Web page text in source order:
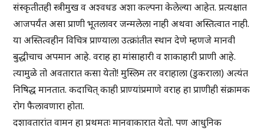
संस्कृतीतही स्त्रीमुख व अश्वधड अशा कल्पना केलेल्या आहेत. प्रत्यक्षात
आजपर्यंत असा प्राणी भूतलावर जन्मलेला नाही अथवा अस्तित्वात नाही.
या अस्तित्वहीन विचित्र प्राण्याला उत्क्रांतीत स्थान देणे म्हणजे मानवी
बुद्धीचाच अपमान आहे. वराह हा मांसाहारी व शाकाहारी प्राणी आहे.
त्यामुळे तो अवतारात कसा येतो! मुस्लिम तर वराहाला (डुकराला) अत्यंत
निषिद्ध मानतात. कदाचित् काही प्राण्यांप्रमाणे वराह हा प्राणीही संक्रामक
रोग फैलावणारा होता.
दशावतारांत वामन हा प्रथमतः मानवाकारात येतो. पण आधुनिक